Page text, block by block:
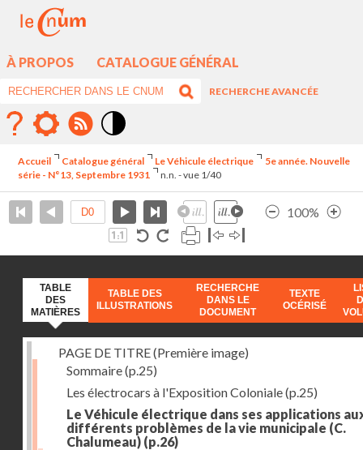
À PROPOS CATALOGUE GÉNÉRAL
RECHERCHE AVANCÉE
élévé
Accueil Catalogue général Le Véhicule électrique
5e année. Nouvelle
série - N°13, Septembre 1931
n.n. - vue 1/40
100%
TABLE
DES
MATIÈRES
TABLE DES
ILLUSTRATIONS
RECHERCHE
DANS LE
DOCUMENT
TEXTE
OCÉRISÉ
PAGE DE TITRE (Première image)
Sommaire(p.25)
Les électrocars à l'Exposition Coloniale(p.25)
Le Véhicule électrique dans ses applications
différents problèmes de la vie municipale (C.
Chalumeau) (p.26)